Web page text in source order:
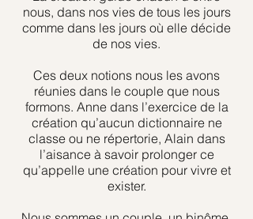
nous, dans nos vies de tous les jours
comme dans les jours où elle décide
de nos vies.
Ces deux notions nous les avons
réunies dans le couple que nous
formons. Anne dans l’exercice de la
création qu’aucun dictionnaire ne
classe ou ne répertorie, Alain dans
l’aisance à savoir prolonger ce
qu’appelle une création pour vivre et
exister.